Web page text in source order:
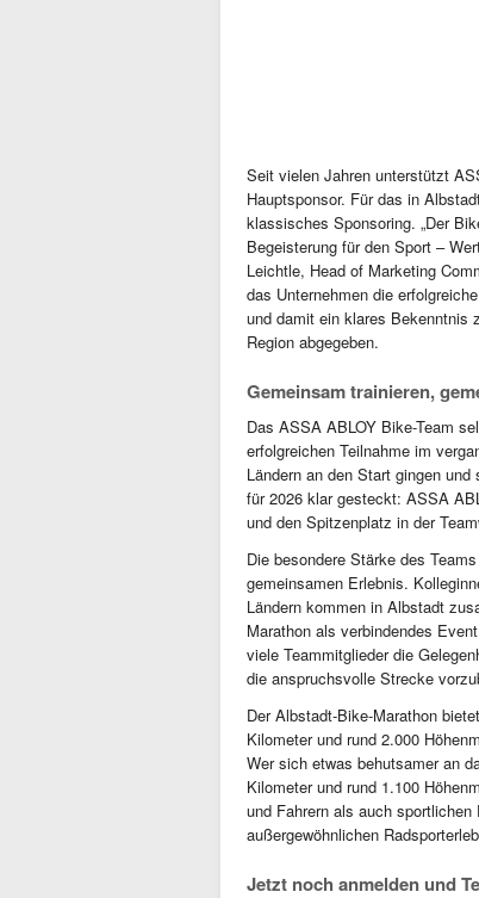
Seit vielen Jahren unterstützt
Hauptsponsor. Für das in
klassisches Sponsoring. „Der
Begeisterung für den Sport –
Leichtle, Head of Marketing
das Unternehmen die
und damit ein klares Bekenntnis
Region abgegeben.
Gemeinsam trainieren,
Das ASSA ABLOY Bike-Team
erfolgreichen Teilnahme im
Ländern an den Start gingen
für 2026 klar gesteckt: ASSA
und den Spitzenplatz in der
Die besondere Stärke des
gemeinsamen Erlebnis.
Ländern kommen in Albstadt
Marathon als verbindendes
viele Teammitglieder die
die anspruchsvolle Strecke
Der Albstadt-Bike-Marathon
Kilometer und rund 2.000
Wer sich etwas behutsamer an
Kilometer und rund 1.100
und Fahrern als auch
außergewöhnlichen
Jetzt noch anmelden und